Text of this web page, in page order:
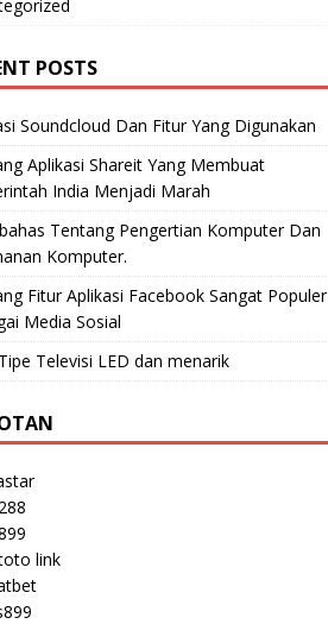
POSTS
Soundcloud Dan Fitur Yang Digunakan
Aplikasi Shareit Yang Membuat
India Menjadi Marah
Tentang Pengertian Komputer Dan
Komputer.
Fitur Aplikasi Facebook Sangat Populer
Media Sosial
Televisi LED dan menarik
link